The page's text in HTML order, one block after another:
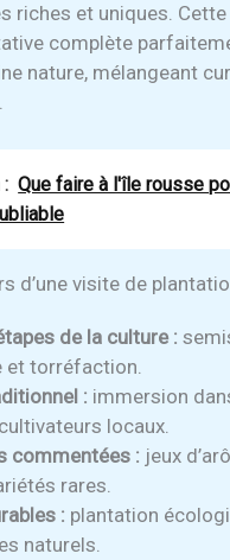
riches et uniques.
complète
nature, mélangeant
Que faire à l'île rousse
d’une visite de
de la culture :
et torréfaction.
: immersion
locaux.
commentées : jeux
rares.
: plantation
naturels.